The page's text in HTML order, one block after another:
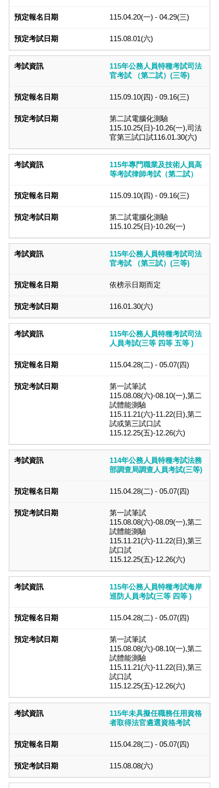
115.04.20(一) - 04.29(三)
115.08.01(六)
115年公務人員特種考試司法
官考試 （第二試）(三等)
115.09.10(四) - 09.16(三)
第二試電腦化測驗
115.10.25(日)-10.26(一),司法
官第三試口試116.01.30(六)
115年專門職業及技術人員高
等考試律師考試（第二試）
115.09.10(四) - 09.16(三)
第二試電腦化測驗
115.10.25(日)-10.26(一)
115年公務人員特種考試司法
官考試 （第三試）(三等)
依榜示日期而定
116.01.30(六)
115年公務人員特種考試司法
人員考試(三等 四等 五等 )
115.04.28(二) - 05.07(四)
第一試筆試
115.08.08(六)-08.10(一),第二
試體能測驗
115.11.21(六)-11.22(日),第二
試或第三試口試
115.12.25(五)-12.26(六)
114年公務人員特種考試法務
部調查局調查人員考試(三等)
115.04.28(二) - 05.07(四)
第一試筆試
115.08.08(六)-08.09(一),第二
試體能測驗
115.11.21(六)-11.22(日),第三
試口試
115.12.25(五)-12.26(六)
115年公務人員特種考試海岸
巡防人員考試(三等 四等 )
115.04.28(二) - 05.07(四)
第一試筆試
115.08.08(六)-08.10(一),第二
試體能測驗
115.11.21(六)-11.22(日),第三
試口試
115.12.25(五)-12.26(六)
115年未具擬任職務任用資格
者取得法官遴選資格考試
115.04.28(二) - 05.07(四)
115.08.08(六)